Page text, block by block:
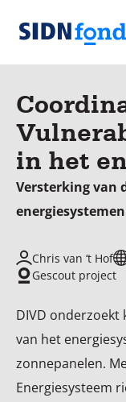
Sla de
SIDN
fonds
in het
Versterking van
energiesystemen
Chris van ‘t Hof
Gescout project
DIVD
van het
zonnepanelen.
Energiesysteem